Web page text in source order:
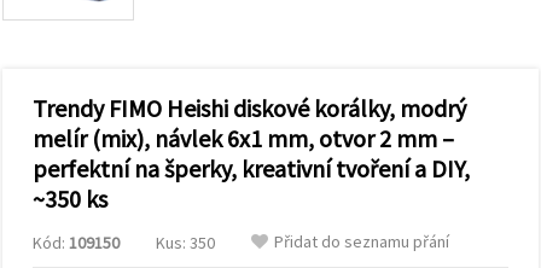
partnerů
Můžete
souhlasit s
použitím
všech
cookies
kliknutím
"Přijmout
Trendy FIMO Heishi diskové korálky, modrý
melír (mix), návlek 6x1 mm, otvor 2 mm –
perfektní na šperky, kreativní tvoření a DIY,
~350 ks
Kód: 109150 Kus: 350 Přidat do seznamu přání